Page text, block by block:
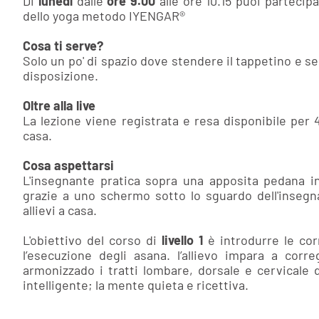
dello yoga metodo IYENGAR®
Cosa ti serve?
Solo un po' di spazio dove stendere il tappetino e
disposizione.
Oltre alla live
La lezione viene registrata e resa disponibile
casa.
Cosa aspettarsi
L'insegnante pratica sopra una apposita
grazie a uno schermo sotto lo sguardo
allievi a casa.
L'obiettivo del corso di livello 1è introdurre le
l’esecuzione degli asana. l’allievo impara a
armonizzado i tratti lombare, dorsale e
intelligente; la mente quieta e ricettiva.